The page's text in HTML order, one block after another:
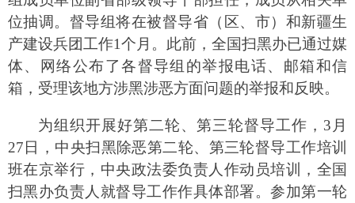
据悉，中央扫黑除恶第二轮督导工作从4月开
始，第三轮督导工作从6月开始，5
月份将对第一轮
督导的省（区、市）进行回头看。2019年上半年，
中央扫黑除恶督导工作将基本实现全覆盖。
分享: